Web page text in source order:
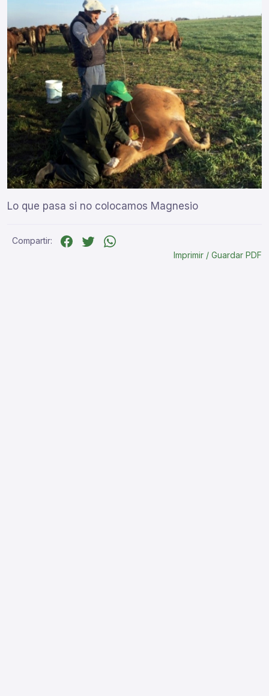
Lo que pasa si no colocamos Magnesio
Compartir:
Imprimir / Guardar PDF